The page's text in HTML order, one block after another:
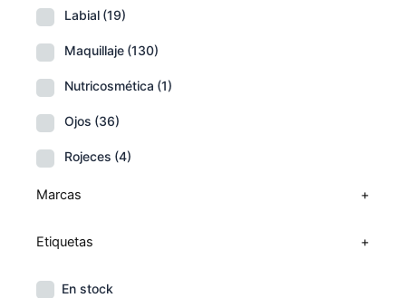
Labial (19)
Maquillaje (130)
Nutricosmética (1)
Ojos (36)
Rojeces (4)
Marcas +
Etiquetas +
En stock